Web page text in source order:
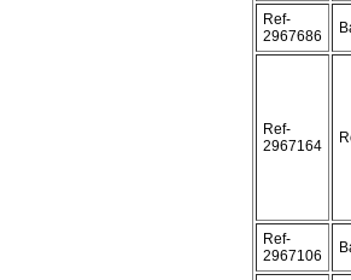
Ref-
2967686
Ref-
2967164
Ref-
2967106